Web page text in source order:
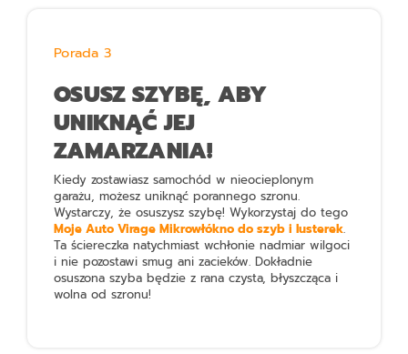
Porada 3
OSUSZ SZYBĘ, ABY
UNIKNĄĆ JEJ
ZAMARZANIA!
Kiedy zostawiasz samochód w nieocieplonym
garażu, możesz uniknąć porannego szronu.
Wystarczy, że osuszysz szybę! Wykorzystaj do tego
Moje Auto Virage Mikrowłókno do szyb i lusterek.
Ta ściereczka natychmiast wchłonie nadmiar wilgoci
i nie pozostawi smug ani zacieków. Dokładnie
osuszona szyba będzie z rana czysta, błyszcząca i
wolna od szronu!